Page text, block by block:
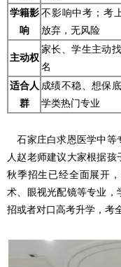
学籍影
响
不影响中考；考
放弃，无风险
主动权
家长、学生主动
名
适合人
群
成绩不稳、想保
学类热门专业
石家庄白求恩医学中等
人赵老师建议大家根据
秋季招生已经全面展开
术、眼视光配镜等专业
招或者对口高考升学，考